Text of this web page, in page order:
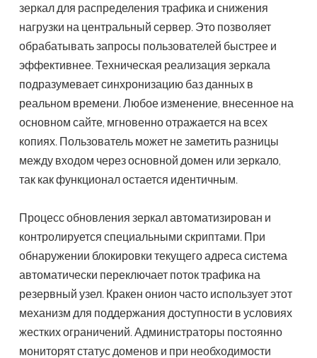
зеркал для распределения трафика и снижения
нагрузки на центральный сервер. Это позволяет
обрабатывать запросы пользователей быстрее и
эффективнее. Техническая реализация зеркала
подразумевает синхронизацию баз данных в
реальном времени. Любое изменение, внесенное на
основном сайте, мгновенно отражается на всех
копиях. Пользователь может не заметить разницы
между входом через основной домен или зеркало,
так как функционал остается идентичным.
Процесс обновления зеркал автоматизирован и
контролируется специальными скриптами. При
обнаружении блокировки текущего адреса система
автоматически переключает поток трафика на
резервный узел. Кракен онион часто использует этот
механизм для поддержания доступности в условиях
жестких ограничений. Администраторы постоянно
мониторят статус доменов и при необходимости